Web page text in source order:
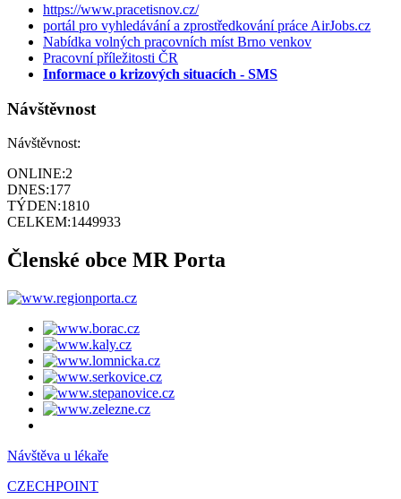
https://www.pracetisnov.cz/
portál pro vyhledávání a zprostředkování práce AirJobs.cz
Nabídka volných pracovních míst Brno venkov
Pracovní příležitosti ČR
Informace o krizových situacích - SMS
Návštěvnost
Návštěvnost:
ONLINE:2
DNES:177
TÝDEN:1810
CELKEM:1449933
Členské obce MR Porta
Návštěva u lékaře
CZECHPOINT